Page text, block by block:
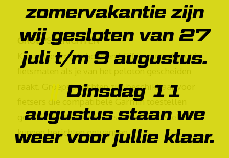
GROEPSBERICHTEN
Koppel je smartphone en blijf in contact met je
fietsmaten als je van het peloton gescheiden
raakt. Groepsberichten zijn beschikbaar voor
fietsers die compatibele Garmin toestellen
gebruiken. Alleen fietsers met die toestellen
kunnen berichten ontvangen.
zomervakantie zijn
wij gesloten van 27
juli t/m 9 augustus.
Dinsdag 11
augustus staan we
weer voor jullie klaar.